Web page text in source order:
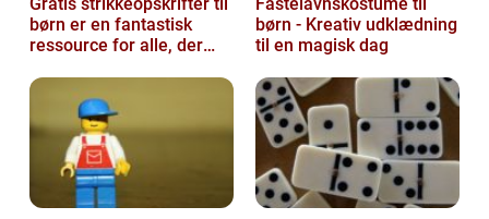
børn er en fantastisk
ressource for alle, der
børn - Kreativ udklædning
til en magisk dag